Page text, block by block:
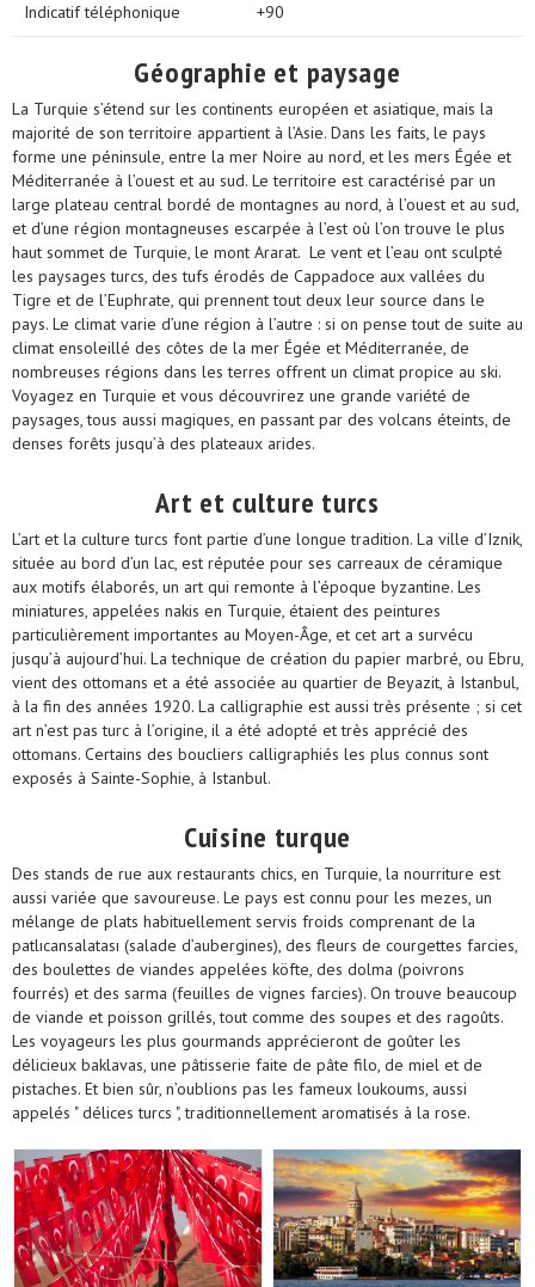
Indicatif téléphonique +90
Géographie et paysage
La Turquie s’étend sur les continents européen et asiatique, mais la
majorité de son territoire appartient à l’Asie. Dans les faits, le pays
forme une péninsule, entre la mer Noire au nord, et les mers Égée et
Méditerranée à l’ouest et au sud. Le territoire est caractérisé par un
large plateau central bordé de montagnes au nord, à l’ouest et au sud,
et d’une région montagneuses escarpée à l’est où l’on trouve le plus
haut sommet de Turquie, le mont Ararat. Le vent et l’eau ont sculpté
les paysages turcs, des tufs érodés de Cappadoce aux vallées du
Tigre et de l’Euphrate, qui prennent tout deux leur source dans le
pays. Le climat varie d’une région à l’autre : si on pense tout de suite au
climat ensoleillé des côtes de la mer Égée et Méditerranée, de
nombreuses régions dans les terres offrent un climat propice au ski.
Voyagez en Turquie et vous découvrirez une grande variété de
paysages, tous aussi magiques, en passant par des volcans éteints, de
denses forêts jusqu’à des plateaux arides.
Art et culture turcs
L’art et la culture turcs font partie d’une longue tradition. La ville d’Iznik,
située au bord d’un lac, est réputée pour ses carreaux de céramique
aux motifs élaborés, un art qui remonte à l’époque byzantine. Les
miniatures, appelées nakis en Turquie, étaient des peintures
particulièrement importantes au Moyen-Âge, et cet art a survécu
jusqu’à aujourd’hui. La technique de création du papier marbré, ou Ebru,
vient des ottomans et a été associée au quartier de Beyazit, à Istanbul,
à la fin des années 1920. La calligraphie est aussi très présente ; si cet
art n’est pas turc à l’origine, il a été adopté et très apprécié des
ottomans. Certains des boucliers calligraphiés les plus connus sont
exposés à Sainte-Sophie, à Istanbul.
Cuisine turque
Des stands de rue aux restaurants chics, en Turquie, la nourriture est
aussi variée que savoureuse. Le pays est connu pour les mezes, un
mélange de plats habituellement servis froids comprenant de la
patlıcansalatası (salade d’aubergines), des fleurs de courgettes farcies,
des boulettes de viandes appelées köfte, des dolma (poivrons
fourrés) et des sarma (feuilles de vignes farcies). On trouve beaucoup
de viande et poisson grillés, tout comme des soupes et des ragoûts.
Les voyageurs les plus gourmands apprécieront de goûter les
délicieux baklavas, une pâtisserie faite de pâte filo, de miel et de
pistaches. Et bien sûr, n’oublions pas les fameux loukoums, aussi
appelés " délices turcs ", traditionnellement aromatisés à la rose.